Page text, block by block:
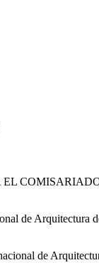
de Arquitectura
de